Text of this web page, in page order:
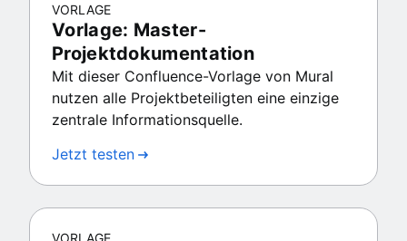
VORLAGE
Vorlage: Master-
Projektdokumentation
Mit dieser Confluence-Vorlage von Mural
nutzen alle Projektbeteiligten eine einzige
zentrale Informationsquelle.
Jetzt testen
VORLAGE